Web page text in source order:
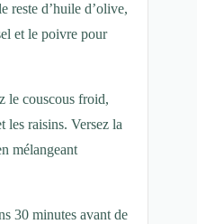
reste d’huile d’olive,
et le poivre pour
le couscous froid,
les raisins. Versez la
mélangeant
30 minutes avant de